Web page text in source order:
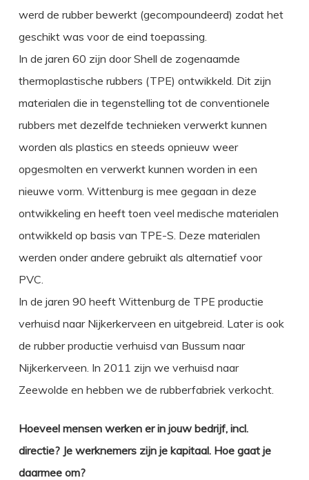
werd de rubber bewerkt (gecompoundeerd) zodat het
geschikt was voor de eind toepassing.
In de jaren 60 zijn door Shell de zogenaamde
thermoplastische rubbers (TPE) ontwikkeld. Dit zijn
materialen die in tegenstelling tot de conventionele
rubbers met dezelfde technieken verwerkt kunnen
worden als plastics en steeds opnieuw weer
opgesmolten en verwerkt kunnen worden in een
nieuwe vorm. Wittenburg is mee gegaan in deze
ontwikkeling en heeft toen veel medische materialen
ontwikkeld op basis van TPE-S. Deze materialen
werden onder andere gebruikt als alternatief voor
PVC.
In de jaren 90 heeft Wittenburg de TPE productie
verhuisd naar Nijkerkerveen en uitgebreid. Later is ook
de rubber productie verhuisd van Bussum naar
Nijkerkerveen. In 2011 zijn we verhuisd naar
Zeewolde en hebben we de rubberfabriek verkocht.
Hoeveel mensen werken er in jouw bedrijf, incl.
directie? Je werknemers zijn je kapitaal. Hoe gaat je
daarmee om?